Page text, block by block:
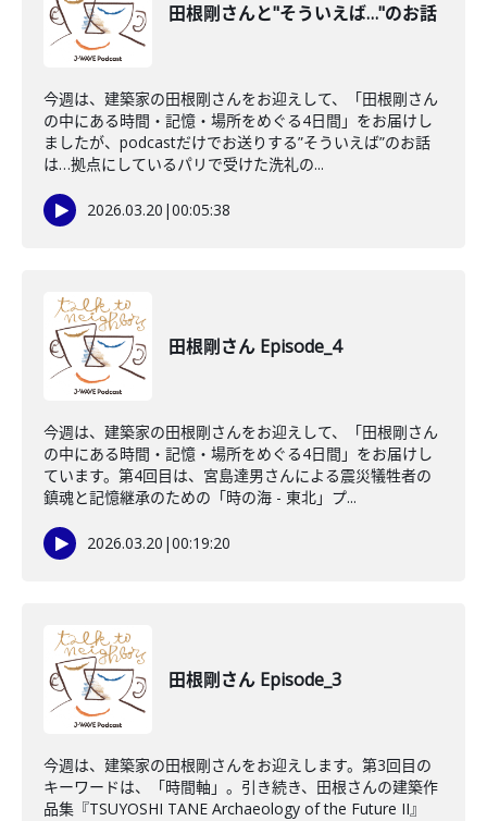
田根剛さんと"そういえば…"のお話
今週は、建築家の田根剛さんをお迎えして、「田根剛さん
の中にある時間・記憶・場所をめぐる4日間」をお届けし
ましたが、podcastだけでお送りする”そういえば”のお話
は…拠点にしているパリで受けた洗礼の...
2026.03.20 |00:05:38
田根剛さん Episode_4
今週は、建築家の田根剛さんをお迎えして、「田根剛さん
の中にある時間・記憶・場所をめぐる4日間」をお届けし
ています。第4回目は、宮島達男さんによる震災犠牲者の
鎮魂と記憶継承のための「時の海 - 東北」プ...
2026.03.20 |00:19:20
田根剛さん Episode_3
今週は、建築家の田根剛さんをお迎えします。第3回目の
キーワードは、「時間軸」。引き続き、田根さんの建築作
品集『TSUYOSHI TANE Archaeology of the Future II』